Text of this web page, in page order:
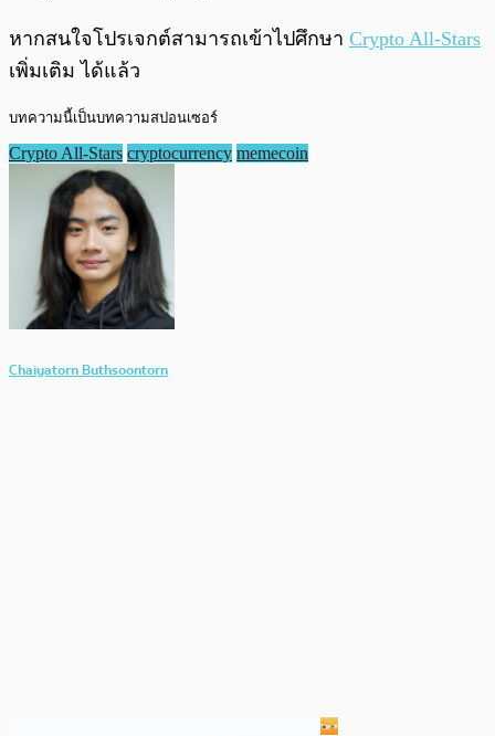
หากสนใจโปรเจกต์สามารถเข้าไปศึกษา Crypto All-Stars
เพิ่มเติม ได้แล้ว
บทความนี้เป็นบทความสปอนเซอร์
Crypto All-Stars cryptocurrency memecoin
Chaiyatorn Buthsoontorn